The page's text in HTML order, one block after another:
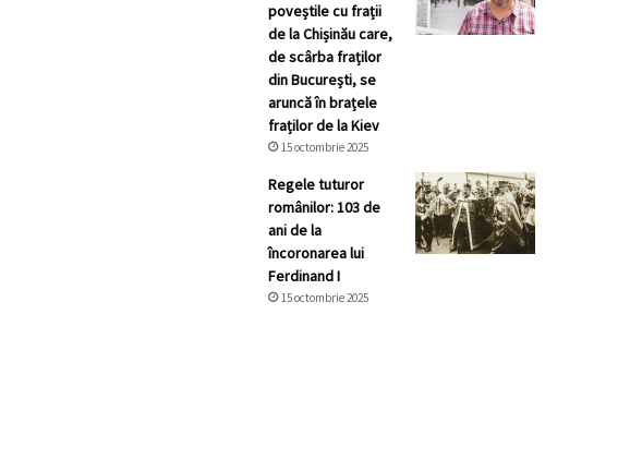
poveștile cu frații
de la Chișinău care,
de scârba fraților
din București, se
aruncă în brațele
fraților de la Kiev
15 octombrie 2025
Regele tuturor
românilor: 103 de
ani de la
încoronarea lui
Ferdinand I
15 octombrie 2025